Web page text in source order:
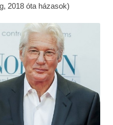
2018 óta házasok)